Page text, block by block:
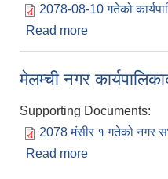
2078-08-10 गतेको
Read more
मेलम्ची नगर
Supporting Documents:
2078 मंसीर १ गतेको नगर
Read more